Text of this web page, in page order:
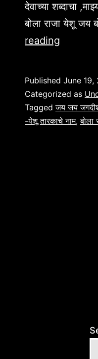
देवाच्या शब्दाचा
बोला राजा येशू जय
reading
मराठी
भक्ती
गीते
Published June 19,
Categorized as
Taggedजय जय
-येशू तारकाचे नाम,बोला